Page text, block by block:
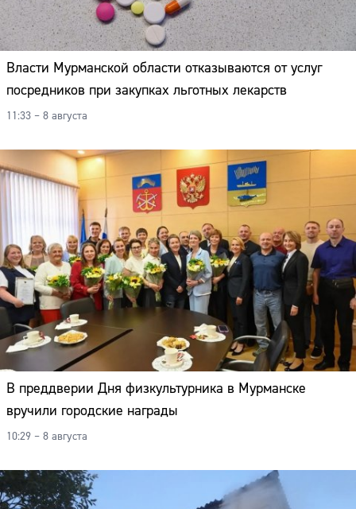
Власти Мурманской области отказываются от услуг
посредников при закупках льготных лекарств
11:33 – 8 августа
В преддверии Дня физкультурника в Мурманске
вручили городские награды
10:29 – 8 августа
Адрес:
Телефон: